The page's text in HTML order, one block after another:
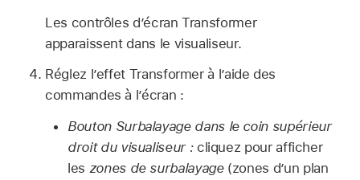
Les contrôles d’écran Transformer
apparaissent dans le visualiseur.
Réglez l’effet Transformer à l’aide des
commandes à l’écran :
Bouton Surbalayage dans le coin supérieur
droit du visualiseur :cliquez pour afficher
les zones de surbalayage(zones d’un plan